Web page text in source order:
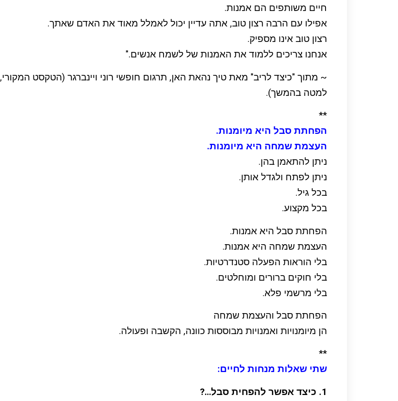
חיים משותפים הם אמנות.
אפילו עם הרבה רצון טוב, אתה עדיין יכול לאמלל מאוד את האדם שאתך.
רצון טוב אינו מספיק.
אנחנו צריכים ללמוד את האמנות של לשמח אנשים."
~ מתוך "כיצד לריב" מאת טיך נהאת האן, תרגום חופשי רוני ויינברגר (הטקסט המקורי,
למטה בהמשך).
**
הפחתת סבל היא מיומנות.
העצמת שמחה היא מיומנות.
ניתן להתאמן בהן.
ניתן לפתח ולגדל אותן.
בכל גיל.
בכל מקצוע.
הפחתת סבל היא אמנות.
העצמת שמחה היא אמנות.
בלי הוראות הפעלה סטנדרטיות.
בלי חוקים ברורים ומוחלטים.
בלי מרשמי פלא.
הפחתת סבל והעצמת שמחה
הן מיומנויות ואמנויות מבוססות כוונה, הקשבה ופעולה.
**
שתי שאלות מנחות לחיים:
1. כיצד אפשר להפחית סבל…?